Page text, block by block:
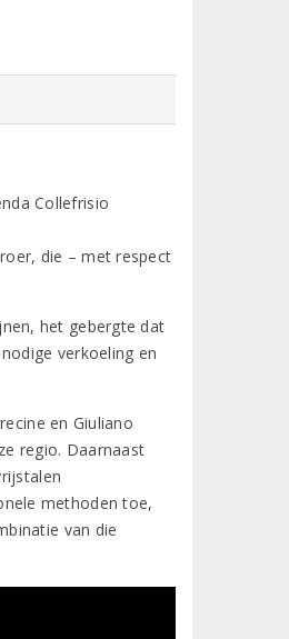
die – met respect
het gebergte dat
verkoeling en
en Giuliano
regio. Daarnaast
methoden toe,
van die